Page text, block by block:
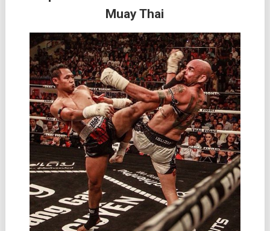
Muay Thai
entradas